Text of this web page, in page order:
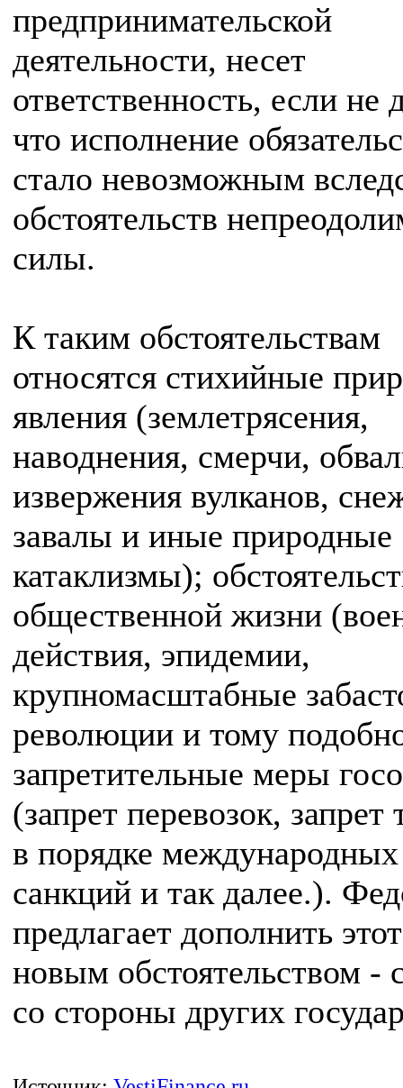
предпринимательской
деятельности, несет
ответственность, если не
что исполнение
стало невозможным
обстоятельств
силы.
К таким обстоятельствам
относятся стихийные
явления (землетрясения,
наводнения, смерчи,
извержения вулканов,
завалы и иные природные
катаклизмы);
общественной жизни
действия, эпидемии,
крупномасштабные
революции и тому
запретительные меры
(запрет перевозок, запрет
в порядке международных
санкций и так далее.).
предлагает дополнить
новым обстоятельством -
со стороны других